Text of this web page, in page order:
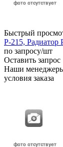
Быстрый
Р-215, Радиатор
по запросу/шт
Оставить запрос
Наши менеджеры
условия заказа